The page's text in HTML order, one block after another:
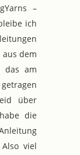
–
ich
dem
das am
über
die
viel